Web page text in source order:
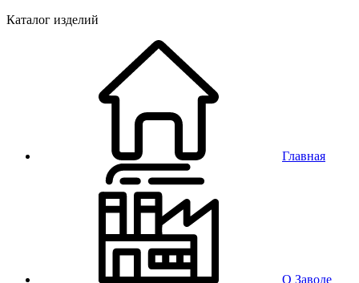
Каталог изделий
Главная
О Заводе